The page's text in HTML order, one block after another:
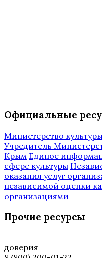
Официальные
Министерство
Учредитель
Крым Единое
сфере культуры
оказания услуг
независимой оценки
организациями
Прочие ресурсы
доверия